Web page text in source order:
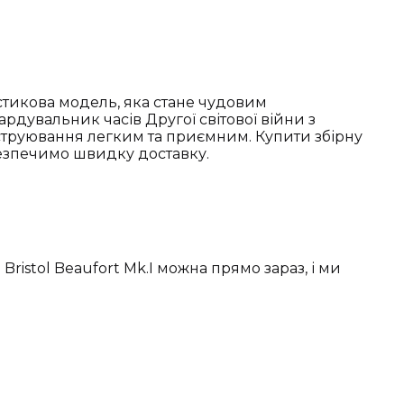
модель, яка стане чудовим
часів Другої світової війни з
легким та приємним. Купити збірну
швидку доставку.
Bristol Beaufort Mk.I можна прямо зараз, і ми